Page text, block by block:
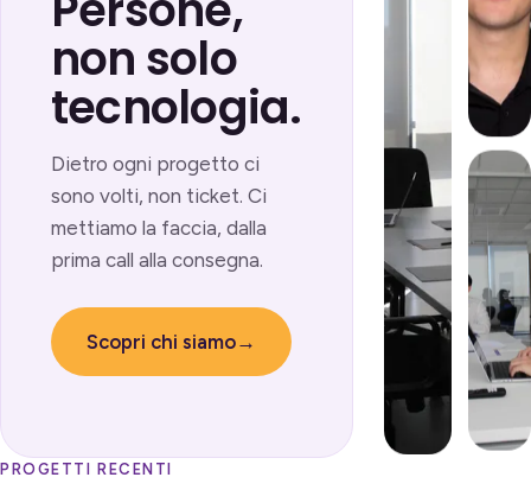
non solo
tecnologia.
Dietro ogni progetto ci
sono volti, non ticket. Ci
mettiamo la faccia, dalla
prima call alla consegna.
Scopri chi siamo→
PROGETTI RECENTI